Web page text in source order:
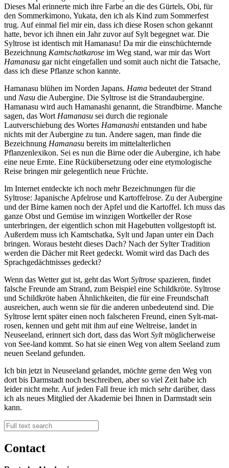
Dieses Mal erinnerte mich ihre Farbe an die des Gürtels, Obi, für
den Sommerkimono, Yukata, den ich als Kind zum Sommerfest
trug. Auf einmal fiel mir ein, dass ich diese Rosen schon gekannt
hatte, bevor ich ihnen ein Jahr zuvor auf Sylt begegnet war. Die
Syltrose ist identisch mit Hamanasu! Da mir die einschüchternde
Bezeichnung Kamtschatkarose im Weg stand, war mir das Wort
Hamanasu gar nicht eingefallen und somit auch nicht die Tatsache,
dass ich diese Pflanze schon kannte.
Hamanasu blühen im Norden Japans. Hama bedeutet der Strand
und Nasu die Aubergine. Die Syltrose ist die Strandaubergine.
Hamanasu wird auch Hamanashi genannt, die Strandbirne. Manche
sagen, das Wort Hamanasu sei durch die regionale
Lautverschiebung des Wortes Hamanashi entstanden und habe
nichts mit der Aubergine zu tun. Andere sagen, man finde die
Bezeichnung Hamanasu bereits im mittelalterlichen
Pflanzenlexikon. Sei es nun die Birne oder die Aubergine, ich habe
eine neue Ernte. Eine Rückübersetzung oder eine etymologische
Reise bringen mir gelegentlich neue Früchte.
Im Internet entdeckte ich noch mehr Bezeichnungen für die
Syltrose: Japanische Apfelrose und Kartoffelrose. Zu der Aubergine
und der Birne kamen noch der Apfel und die Kartoffel. Ich muss das
ganze Obst und Gemüse im winzigen Wortkeller der Rose
unterbringen, der eigentlich schon mit Hagebutten vollgestopft ist.
Außerdem muss ich Kamtschatka, Sylt und Japan unter ein Dach
bringen. Woraus besteht dieses Dach? Nach der Sylter Tradition
werden die Dächer mit Reet gedeckt. Womit wird das Dach des
Sprachgedächtnisses gedeckt?
Wenn das Wetter gut ist, geht das Wort Syltrose spazieren, findet
falsche Freunde am Strand, zum Beispiel eine Schildkröte. Syltrose
und Schildkröte haben Ähnlichkeiten, die für eine Freundschaft
ausreichen, auch wenn sie für die anderen unbedeutend sind. Die
Syltrose lernt später einen noch falscheren Freund, einen Sylt-mat-
rosen, kennen und geht mit ihm auf eine Weltreise, landet in
Neuseeland, erinnert sich dort, dass das Wort Syltmöglicherweise
von See-land kommt. So hat sie einen Weg von altem Seeland zum
neuen Seeland gefunden.
Ich bin jetzt in Neuseeland gelandet, möchte gerne den Weg von
dort bis Darmstadt noch beschreiben, aber so viel Zeit habe ich
leider nicht mehr. Auf jeden Fall freue ich mich sehr darüber, dass
ich als neues Mitglied der Akademie bei Ihnen in Darmstadt sein
kann.
Contact